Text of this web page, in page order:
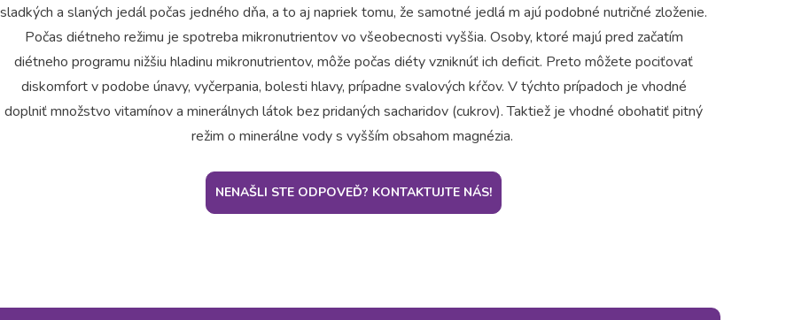
sladkých a slaných jedál počas jedného dňa, a to aj napriek tomu, že samotné jedlá m ajú podobné nutričné zloženie.
Počas diétneho režimu je spotreba mikronutrientov vo všeobecnosti vyššia. Osoby, ktoré majú pred začatím
diétneho programu nižšiu hladinu mikronutrientov, môže počas diéty vzniknúť ich deficit. Preto môžete pociťovať
diskomfort v podobe únavy, vyčerpania, bolesti hlavy, prípadne svalových kŕčov. V týchto prípadoch je vhodné
doplniť množstvo vitamínov a minerálnych látok bez pridaných sacharidov (cukrov). Taktiež je vhodné obohatiť pitný
režim o minerálne vody s vyšším obsahom magnézia.
NENAŠLI STE ODPOVEĎ? KONTAKTUJTE NÁS!